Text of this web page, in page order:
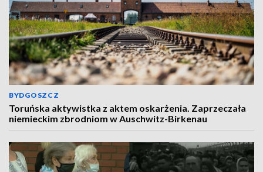
BYDGOSZCZ
Toruńska aktywistka z aktem oskarżenia. Zaprzeczała
niemieckim zbrodniom w Auschwitz-Birkenau